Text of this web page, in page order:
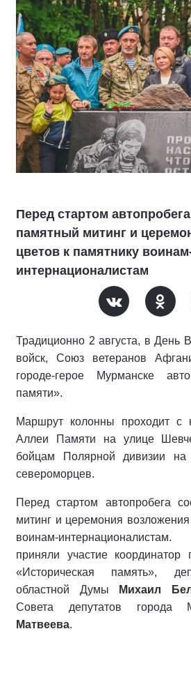
Перед стартом
памятный митинг и
цветов к памятнику
интернационалистам
Традиционно 2 августа, в День
войск, Союз ветеранов
городе-герое Мурманске
памяти».
Маршрут колонны проходит
Аллеи Памяти на улице
бойцам Полярной дивизии на
североморцев.
Перед стартом автопробега
митинг и церемония
воинам-
приняли участие координатор
«Историческая память»,
областной Думы
Михаил
Совета депутатов города
Матвеева.